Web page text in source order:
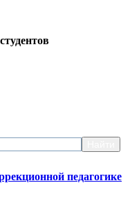
педагогике